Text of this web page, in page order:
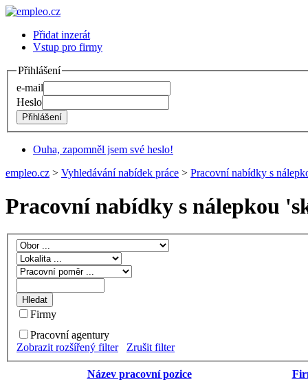
Přidat inzerát
Vstup pro firmy
Přihlášení
e-mail
Heslo
Ouha, zapomněl jsem své heslo!
empleo.cz > Vyhledávání nabídek práce > Pracovní nabídky s
Pracovní nabídky s nálepkou '
Firmy
Pracovní agentury
Zobrazit rozšířený filter
Zrušit filter
Název pracovní pozice